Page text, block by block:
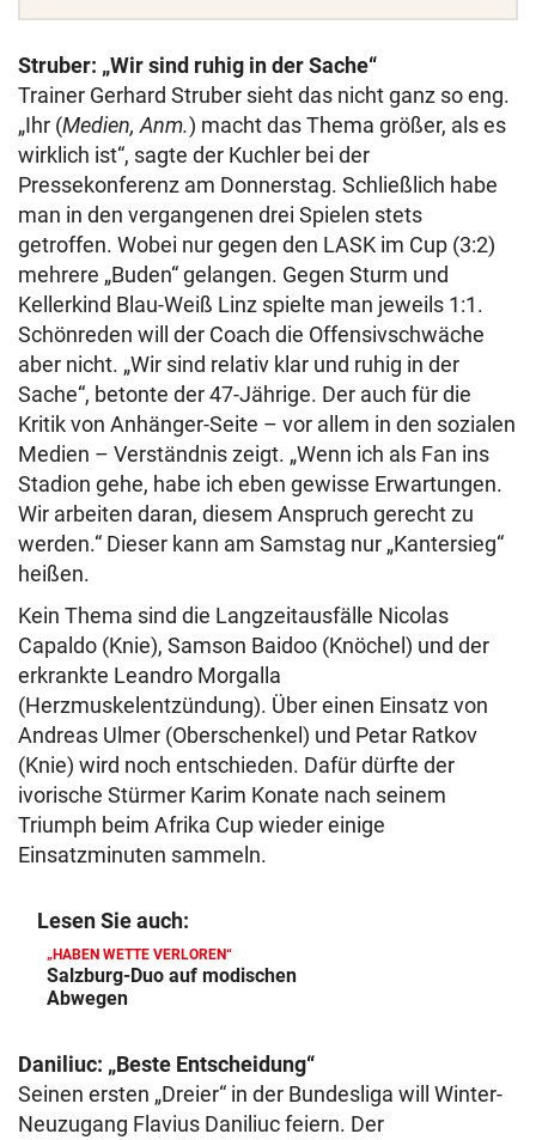
Struber: „Wir sind ruhig in der Sache“
Trainer Gerhard Struber sieht das nicht ganz so eng.
„Ihr (Medien, Anm.) macht das Thema größer, als es
wirklich ist“, sagte der Kuchler bei der
Pressekonferenz am Donnerstag. Schließlich habe
man in den vergangenen drei Spielen stets
getroffen. Wobei nur gegen den LASK im Cup (3:2)
mehrere „Buden“ gelangen. Gegen Sturm und
Kellerkind Blau-Weiß Linz spielte man jeweils 1:1.
Schönreden will der Coach die Offensivschwäche
aber nicht. „Wir sind relativ klar und ruhig in der
Sache“, betonte der 47-Jährige. Der auch für die
Kritik von Anhänger-Seite – vor allem in den sozialen
Medien – Verständnis zeigt. „Wenn ich als Fan ins
Stadion gehe, habe ich eben gewisse Erwartungen.
Wir arbeiten daran, diesem Anspruch gerecht zu
werden.“ Dieser kann am Samstag nur „Kantersieg“
heißen.
Kein Thema sind die Langzeitausfälle Nicolas
Capaldo (Knie), Samson Baidoo (Knöchel) und der
erkrankte Leandro Morgalla
(Herzmuskelentzündung). Über einen Einsatz von
Andreas Ulmer (Oberschenkel) und Petar Ratkov
(Knie) wird noch entschieden. Dafür dürfte der
ivorische Stürmer Karim Konate nach seinem
Triumph beim Afrika Cup wieder einige
Einsatzminuten sammeln.
Lesen Sie auch:
„HABEN WETTE VERLOREN“
Salzburg-Duo auf modischen
Abwegen
Daniliuc: „Beste Entscheidung“
Seinen ersten „Dreier“ in der Bundesliga will Winter-
Neuzugang Flavius Daniliuc feiern. Der